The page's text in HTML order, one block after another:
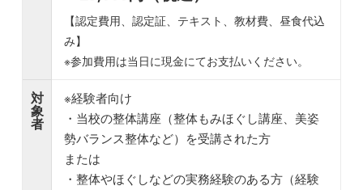
【認定費用、認定証、テキスト、教材費、昼食代込
み】
※参加費用は当日に現金にてお支払いください。
対
象
者
※経験者向け
・当校の整体講座（整体もみほぐし講座、美姿
勢バランス整体など）を受講された方
または
・整体やほぐしなどの実務経験のある方（経験